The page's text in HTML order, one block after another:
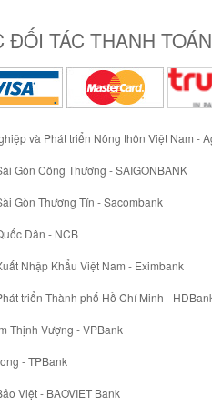
ĐỐI TÁC THANH TOÁN
và Phát triển Nông thôn Việt Nam -
Gòn Công Thương - SAIGONBANK
Gòn Thương Tín - Sacombank
Dân - NCB
Nhập Khẩu Việt Nam - Eximbank
triển Thành phố Hồ Chí Minh -
Thịnh Vượng - VPBank
- TPBank
Việt - BAOVIET Bank